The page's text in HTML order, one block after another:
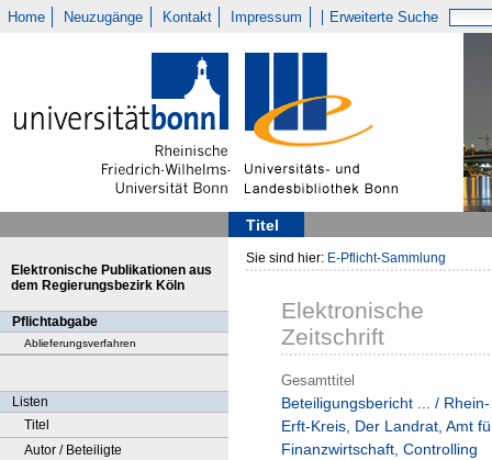
Home Neuzugänge Kontakt Impressum Erweiterte Suche
Titel
Elektronische Publikationen aus
dem Regierungsbezirk Köln
Pflichtabgabe
Ablieferungsverfahren
Listen
Titel
Autor / Beteiligte
Sie sind hier: E-Pflicht-Sammlung
Elektronische
Zeitschrift
Gesamttitel
Beteiligungsbericht ... / Rhein-
Erft-Kreis, Der Landrat, Amt
Finanzwirtschaft, Controlling